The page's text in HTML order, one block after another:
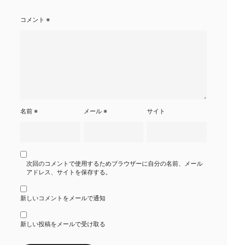
コメント ※
名前 ※ メール※ サイト
次回のコメントで使用するためブラウザーに自分の名前、メール
アドレス、サイトを保存する。
新しいコメントをメールで通知
新しい投稿をメールで受け取る